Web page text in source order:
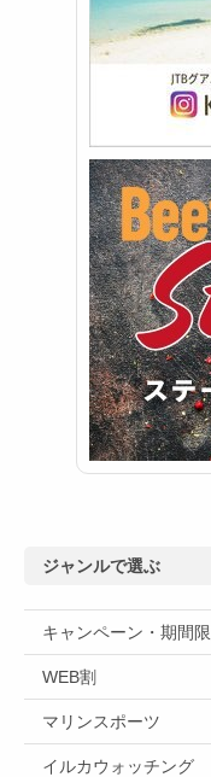
ジャンルで選ぶ
キャンペーン・期間
WEB割
マリンスポーツ
イルカウォッチング